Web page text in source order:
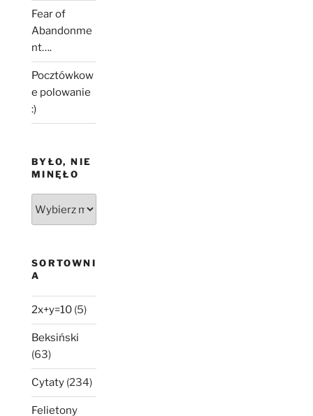
Fear of
Abandonme
nt….
Pocztówkow
e polowanie
:)
BYŁO, NIE
MINĘŁO
SORTOWNI
A
2x+y=10 (5)
Beksiński
(63)
Cytaty (234)
Felietony